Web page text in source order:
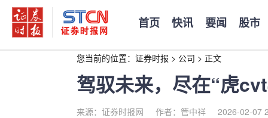
首页 快讯 要闻 股市
您当前的位置： 证券时报 > 公司 > 正文
驾驭未来，尽在“虎
来源：证券时报网 作者：管中祥 2026-02-07